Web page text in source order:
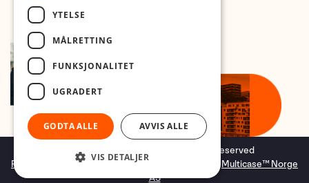
Copyright © 2026 Foto.no - All rights reserved
Forretningssystem og nettbutikkløsning levert avMulticase™ Norge
AS
YTELSE
MÅLRETTING
FUNKSJONALITET
UGRADERT
GODTA ALLE AVVIS ALLE
VIS DETALJER